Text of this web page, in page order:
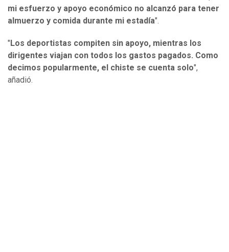
mi esfuerzo y apoyo económico no alcanzó para tener
almuerzo y comida durante mi estadía".
" Los deportistas compiten sin apoyo, mientras los
dirigentes viajan con todos los gastos pagados. Como
decimos popularmente, el chiste se cuenta solo",
añadió.